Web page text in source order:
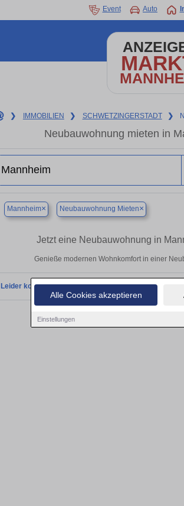
Alle Cookies akzeptieren
Einstellungen
Event Auto
❯ IMMOBILIEN ❯ SCHWETZINGERSTADT ❯
Neubauwohnung mieten in
Mannheim× Neubauwohnung Mieten×
Jetzt eine Neubauwohnung in
Genieße modernen Wohnkomfort in einer
Leider konnten wir derzeit keine passenden Objekte